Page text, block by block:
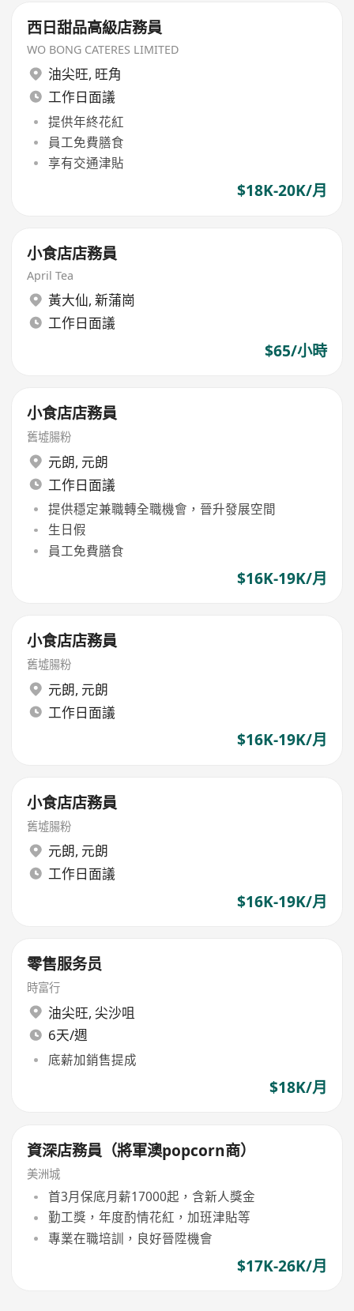
西日甜品高級店務員
WO BONG CATERES LIMITED
油尖旺, 旺角
工作日面議
提供年終花紅
員工免費膳食
享有交通津貼
$18K-20K/月
小食店店務員
April Tea
黃大仙, 新蒲崗
工作日面議
$65/小時
小食店店務員
舊墟腸粉
元朗, 元朗
工作日面議
提供穩定兼職轉全職機會，晉升發展空間
生日假
員工免費膳食
$16K-19K/月
小食店店務員
舊墟腸粉
元朗, 元朗
工作日面議
$16K-19K/月
小食店店務員
舊墟腸粉
元朗, 元朗
工作日面議
$16K-19K/月
零售服务员
時富行
油尖旺, 尖沙咀
6天/週
底薪加銷售提成
$18K/月
資深店務員（將軍澳popcorn商）
美洲城
首3月保底月薪17000起，含新人獎金
勤工獎，年度酌情花紅，加班津貼等
專業在職培訓，良好晉陞機會
$17K-26K/月